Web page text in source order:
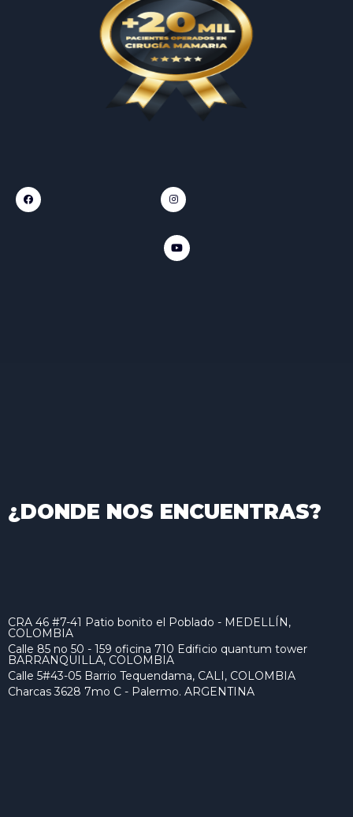
¿DONDE NOS ENCUENTRAS?
CRA 46 #7-41 Patio bonito el Poblado - MEDELLÍN,
COLOMBIA
Calle 85 no 50 - 159 oficina 710 Edificio quantum tower
BARRANQUILLA, COLOMBIA
Calle 5#43-05 Barrio Tequendama, CALI, COLOMBIA
Charcas 3628 7mo C - Palermo. ARGENTINA